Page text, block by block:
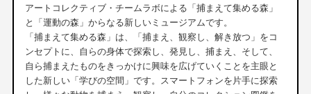
アートコレクティブ・チームラボによる「捕まえて集める森」
と「運動の森」からなる新しいミュージアムです。
「捕まえて集める森」は、「捕まえ、観察し、解き放つ」をコ
ンセプトに、自らの身体で探索し、発見し、捕まえ、そして、
自ら捕まえたものをきっかけに興味を広げていくことを主眼と
した新しい「学びの空間」です。スマートフォンを片手に探索